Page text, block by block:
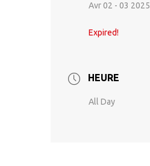
Avr 02 - 03 2025
Expired!
HEURE
All Day